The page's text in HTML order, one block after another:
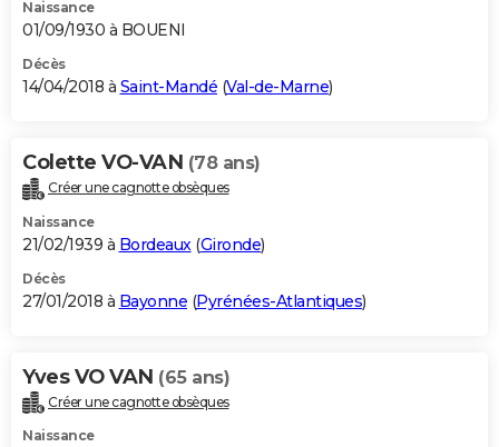
Naissance
01/09/1930 à BOUENI
Décès
14/04/2018 à Saint-Mandé (Val-de-Marne)
Colette VO-VAN (78 ans)
Créer une cagnotte obsèques
Naissance
21/02/1939 à Bordeaux (Gironde)
Décès
27/01/2018 à Bayonne (Pyrénées-Atlantiques)
Yves VO VAN (65 ans)
Créer une cagnotte obsèques
Naissance